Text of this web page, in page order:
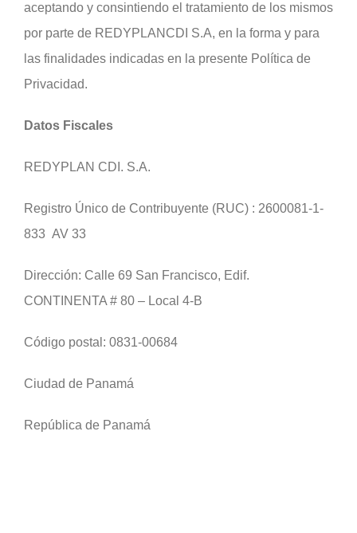
aceptando y consintiendo el tratamiento de los mismos
por parte de REDYPLANCDI S.A, en la forma y para
las finalidades indicadas en la presente Política de
Privacidad.
Datos Fiscales
REDYPLAN CDI. S.A.
Registro Único de Contribuyente (RUC) : 2600081-1-
833 AV 33
Dirección: Calle 69 San Francisco, Edif.
CONTINENTA # 80 – Local 4-B
Código postal: 0831-00684
Ciudad de Panamá
República de Panamá